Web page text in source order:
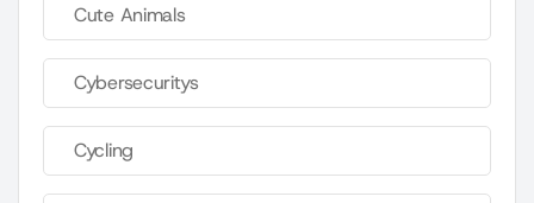
Cute Animals
Cybersecuritys
Cycling